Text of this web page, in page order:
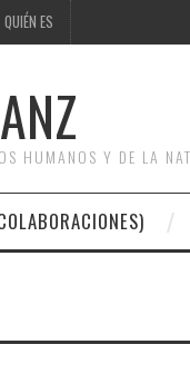
QUIÉN ES
HUMANOS Y DE LA